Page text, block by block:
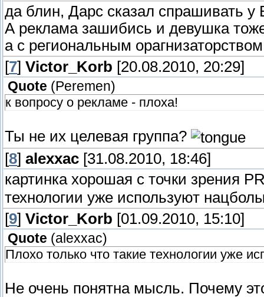
да блин, Дарс сказал спрашивать у
А реклама зашибись и девушка
а с региональным
[7] Victor_Korb [20.08.2010, 20:29]
Quote ( Peremen)
к вопросу о рекламе - плоха!
Ты не их целевая группа?
[8] alexxac [31.08.2010, 18:46]
картинка хорошая с точки зрения
технологии уже используют
[9] Victor_Korb [01.09.2010, 15:10]
Quote (alexxac)
Плохо только что такие технологии уже
Не очень понятна мысль. Почему